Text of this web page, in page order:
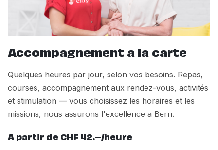
Accompagnement a la carte
Quelques heures par jour, selon vos besoins. Repas,
courses, accompagnement aux rendez-vous, activités
et stimulation — vous choisissez les horaires et les
missions, nous assurons l'excellence a Bern.
A partir de CHF 42.–/heure